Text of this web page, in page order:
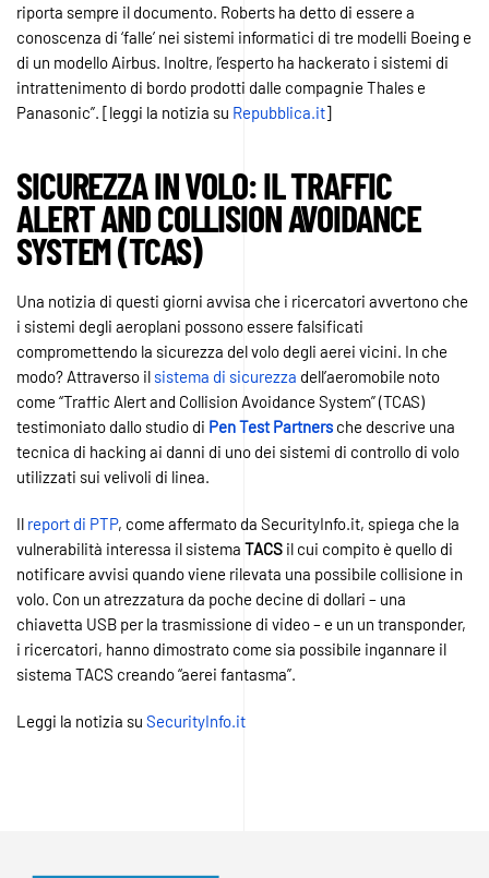
riporta sempre il documento. Roberts ha detto di essere a
conoscenza di ‘falle’ nei sistemi informatici di tre modelli Boeing e
di un modello Airbus. Inoltre, l’esperto ha hackerato i sistemi di
intrattenimento di bordo prodotti dalle compagnie Thales e
Panasonic”. [leggi la notizia su Repubblica.it]
SICUREZZA IN VOLO: IL TRAFFIC
ALERT AND COLLISION AVOIDANCE
SYSTEM (TCAS)
Una notizia di questi giorni avvisa che i ricercatori avvertono che
i sistemi degli aeroplani possono essere falsificati
compromettendo la sicurezza del volo degli aerei vicini. In che
modo? Attraverso il sistema di sicurezza dell’aeromobile noto
come “Traffic Alert and Collision Avoidance System” (TCAS)
testimoniato dallo studio di Pen Test Partners che descrive una
tecnica di hacking ai danni di uno dei sistemi di controllo di volo
utilizzati sui velivoli di linea.
Il report di PTP, come affermato da SecurityInfo.it, spiega che la
vulnerabilità interessa il sistema TACS il cui compito è quello di
notificare avvisi quando viene rilevata una possibile collisione in
volo. Con un atrezzatura da poche decine di dollari – una
chiavetta USB per la trasmissione di video – e un un transponder,
i ricercatori, hanno dimostrato come sia possibile ingannare il
sistema TACS creando “aerei fantasma”.
Leggi la notizia su SecurityInfo.it